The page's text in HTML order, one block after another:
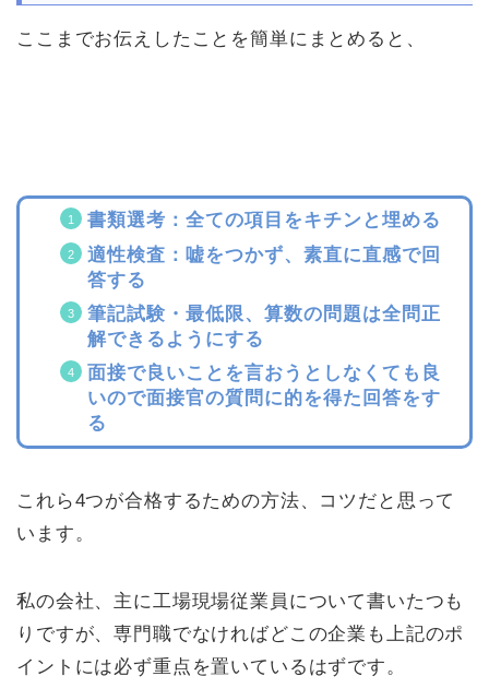
ここまでお伝えしたことを簡単にまとめると、
書類選考：全ての項目をキチンと埋める
適性検査：嘘をつかず、素直に直感で回
答する
筆記試験・最低限、算数の問題は全問正
解できるようにする
面接で良いことを言おうとしなくても良
いので面接官の質問に的を得た回答をす
る
これら4つが合格するための方法、コツだと思って
います。
私の会社、主に工場現場従業員について書いたつも
りですが、専門職でなければどこの企業も上記のポ
イントには必ず重点を置いているはずです。